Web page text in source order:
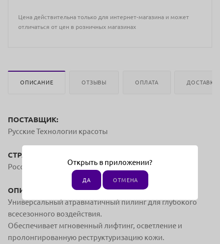
Цена действительна только для интернет-магазина и может
отличаться от цен в розничных магазинах
ОПИСАНИЕ ОТЗЫВЫ ОПЛАТА ДОСТАВКА
ПОСТАВЩИК:
Русские Технологии красоты
СТРАНА ПРОИЗВОДСТВА:
Россия
ОПИСАНИЕ:
Универсальный атравматичный пилинг для глубокого
всесезонного воздействия.
Обеспечивает мгновенный лифтинг, осветление и
пролонгированную реструктуризацию кожи.
Открыть в приложении?
ДА ОТМЕНА